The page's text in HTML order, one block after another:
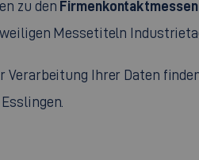
zu den
Messetiteln
Verarbeitung Ihrer Daten